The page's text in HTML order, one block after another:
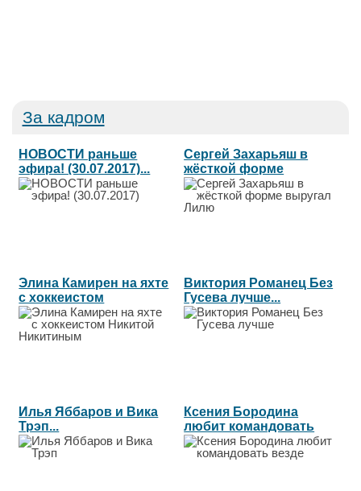
За кадром
НОВОСТИ раньше
эфира! (30.07.2017)...
Сергей Захарьяш в
жёсткой форме
выругал Лилю...
Элина Камирен на яхте
с хоккеистом
Никитой...
Виктория Романец Без
Гусева лучше...
Илья Яббаров и Вика
Трэп...
Ксения Бородина
любит командовать
везде...